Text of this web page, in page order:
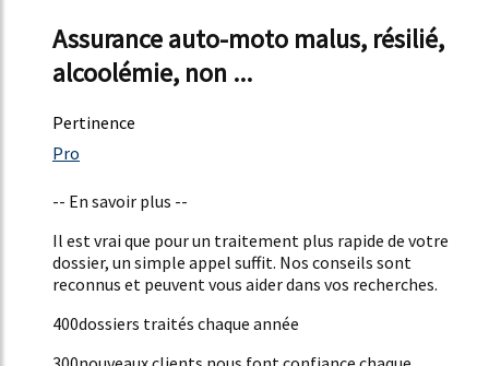
Assurance auto-moto malus, résilié,
alcoolémie, non ...
Pertinence
25%
Pro
-- En savoir plus --
Il est vrai que pour un traitement plus rapide de votre
dossier, un simple appel suffit. Nos conseils sont
reconnus et peuvent vous aider dans vos recherches.
400dossiers traités chaque année